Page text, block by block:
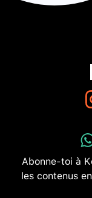
Abonne-toi à
les contenus